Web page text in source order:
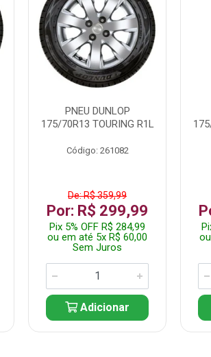
PNEU DUNLOP
175/70R13 TOURING R1L
Código: 261082
De: R$ 359,99
Por: R$ 299,99
Pix 5% OFF R$ 284,99
ou em até 5x R$ 60,00
Sem Juros
Adicionar